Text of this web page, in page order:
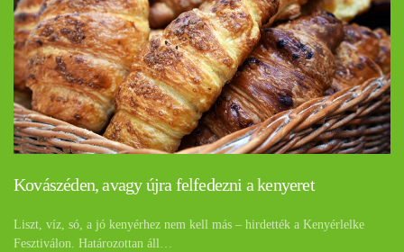
Kovászéden, avagy újra felfedezni a kenyeret
Liszt, víz, só, a jó kenyérhez nem kell más – hirdették a Kenyérlelke
Fesztiválon. Határozottan áll…